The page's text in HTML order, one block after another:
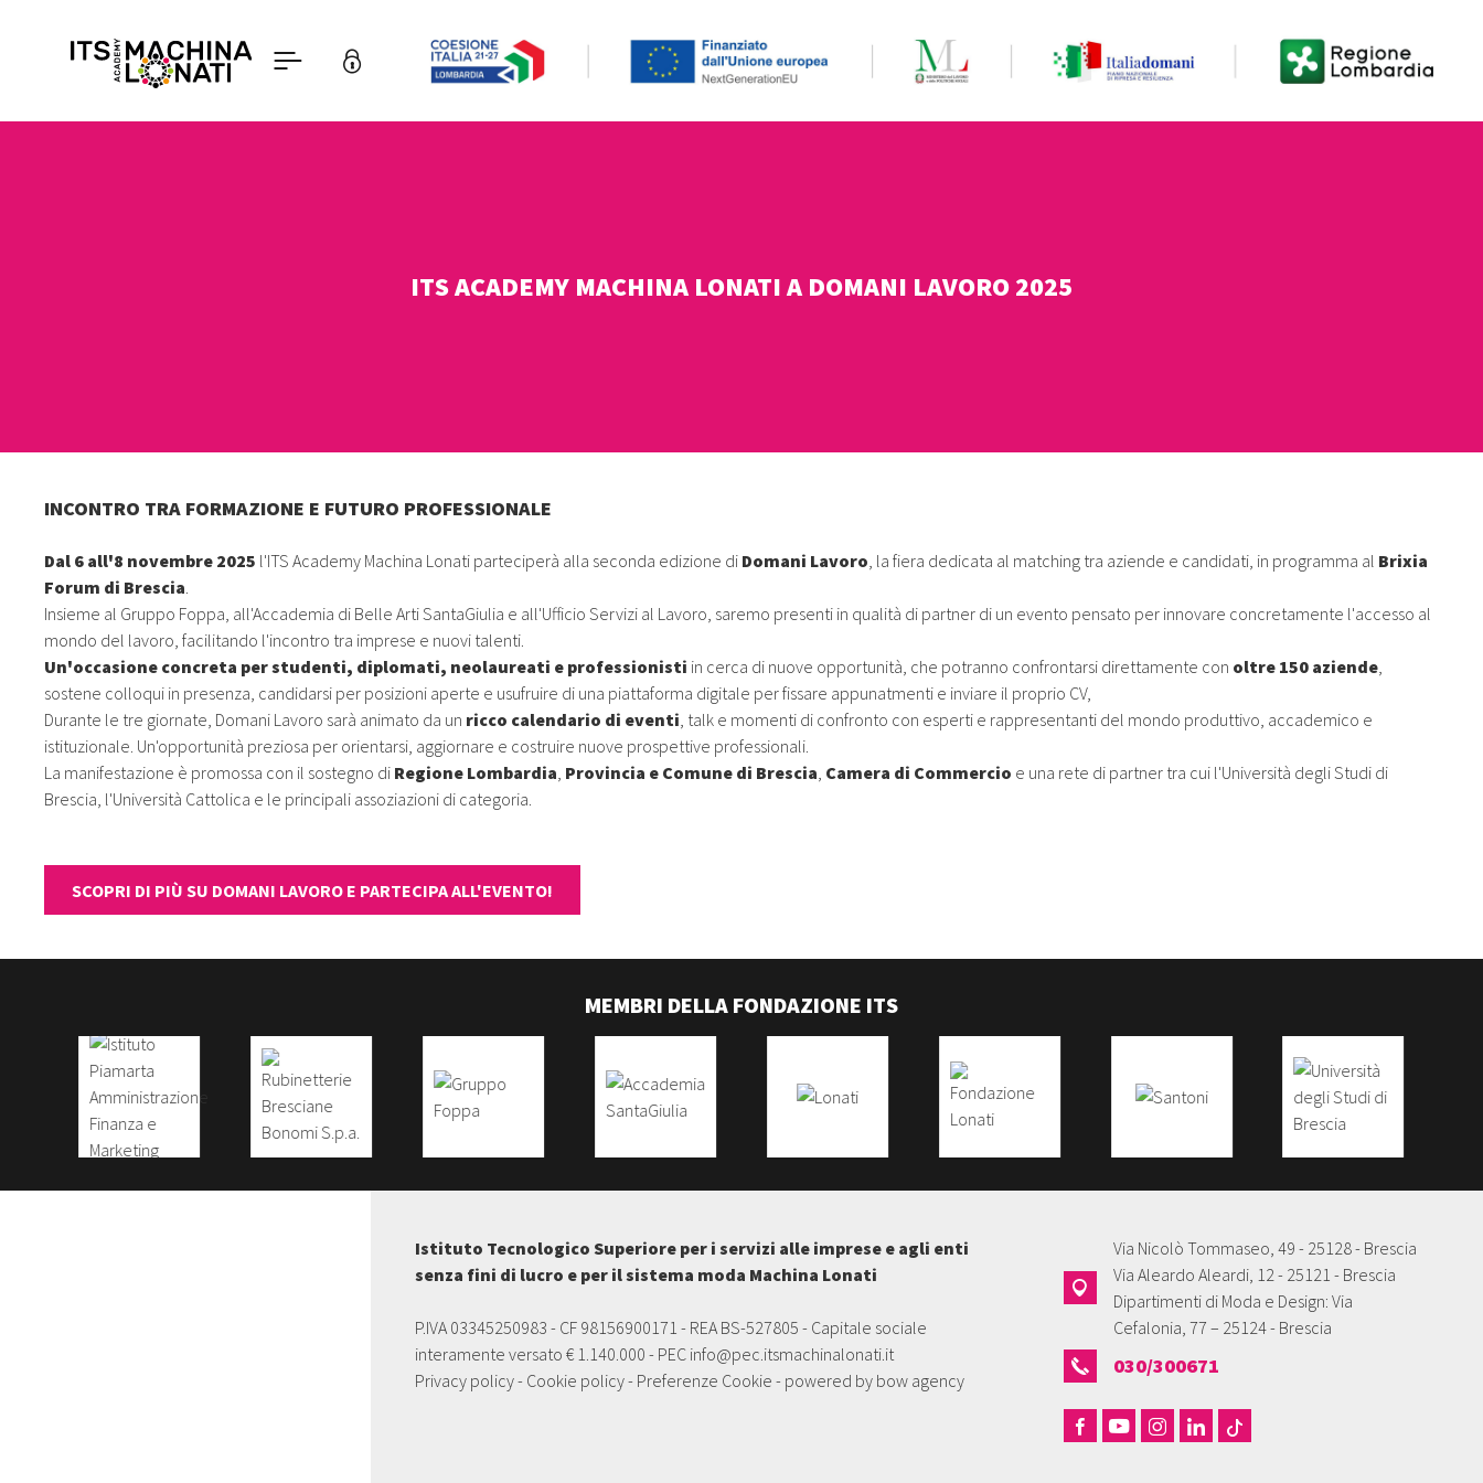
ITS ACADEMY MACHINA LONATI A DOMANI LAVORO 2025
INCONTRO TRA FORMAZIONE E FUTURO PROFESSIONALE
Dal 6 all'8 novembre 2025 l'ITS Academy Machina Lonati parteciperà alla seconda edizione di Domani Lavoro, la fiera dedicata al matching tra aziende e candidati, in programma al Brixia
Forum di Brescia.
Insieme al Gruppo Foppa, all'Accademia di Belle Arti SantaGiulia e all'Ufficio Servizi al Lavoro, saremo presenti in qualità di partner di un evento pensato per innovare concretamente l'accesso al
mondo del lavoro, facilitando l'incontro tra imprese e nuovi talenti.
Un'occasione concreta per studenti, diplomati, neolaureati e professionisti in cerca di nuove opportunità, che potranno confrontarsi direttamente con oltre 150 aziende,
sostene colloqui in presenza, candidarsi per posizioni aperte e usufruire di una piattaforma digitale per fissare appunatmenti e inviare il proprio CV,
Durante le tre giornate, Domani Lavoro sarà animato da un ricco calendario di eventi, talk e momenti di confronto con esperti e rappresentanti del mondo produttivo, accademico e
istituzionale. Un'opportunità preziosa per orientarsi, aggiornare e costruire nuove prospettive professionali.
La manifestazione è promossa con il sostegno di Regione Lombardia, Provincia e Comune di Brescia, Camera di Commercio e una rete di partner tra cui l'Università degli Studi di
Brescia, l'Università Cattolica e le principali assoziazioni di categoria.
SCOPRI DI PIÙ SU DOMANI LAVORO E PARTECIPA ALL'EVENTO!
MEMBRI DELLA FONDAZIONE ITS
Istituto Tecnologico Superiore per i servizi alle imprese e agli enti
senza fini di lucro e per il sistema moda Machina Lonati
P.IVA 03345250983 - CF 98156900171 - REA BS-527805 - Capitale sociale
interamente versato € 1.140.000 - PEC info@pec.itsmachinalonati.it
Privacy policy- Cookie policy- Preferenze Cookie - powered by bow agency
Via Nicolò Tommaseo, 49 - 25128 - Brescia
Via Aleardo Aleardi, 12 - 25121 - Brescia
Dipartimenti di Moda e Design: Via
Cefalonia, 77 – 25124 - Brescia
030/300671